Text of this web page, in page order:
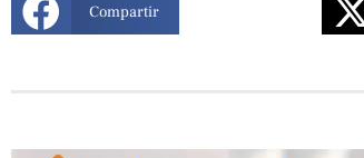
Compartir